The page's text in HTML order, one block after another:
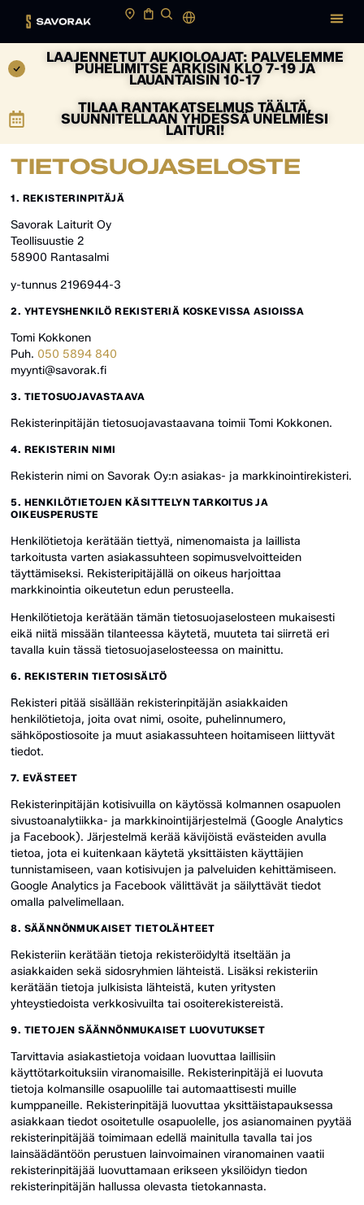
LAAJENNETUT AUKIOLOAJAT: PALVELEMME
PUHELIMITSE ARKISIN KLO 7-19 JA
LAUANTAISIN 10-17
TILAA RANTAKATSELMUS TÄÄLTÄ,
SUUNNITELLAAN YHDESSÄ UNELMIESI
LAITURI!
TIETOSUOJASELOSTE
1. REKISTERINPITÄJÄ
Savorak Laiturit Oy
Teollisuustie 2
58900 Rantasalmi
y-tunnus 2196944-3
2. YHTEYSHENKILÖ REKISTERIÄ KOSKEVISSA ASIOISSA
Tomi Kokkonen
Puh. 050 5894 840
myynti@savorak.fi
3. TIETOSUOJAVASTAAVA
Rekisterinpitäjän tietosuojavastaavana toimii Tomi Kokkonen.
4. REKISTERIN NIMI
Rekisterin nimi on Savorak Oy:n asiakas- ja markkinointirekisteri.
5. HENKILÖTIETOJEN KÄSITTELYN TARKOITUS JA
OIKEUSPERUSTE
Henkilötietoja kerätään tiettyä, nimenomaista ja laillista
tarkoitusta varten asiakassuhteen sopimusvelvoitteiden
täyttämiseksi. Rekisteripitäjällä on oikeus harjoittaa
markkinointia oikeutetun edun perusteella.
Henkilötietoja kerätään tämän tietosuojaselosteen mukaisesti
eikä niitä missään tilanteessa käytetä, muuteta tai siirretä eri
tavalla kuin tässä tietosuojaselosteessa on mainittu.
6. REKISTERIN TIETOSISÄLTÖ
Rekisteri pitää sisällään rekisterinpitäjän asiakkaiden
henkilötietoja, joita ovat nimi, osoite, puhelinnumero,
sähköpostiosoite ja muut asiakassuhteen hoitamiseen liittyvät
tiedot.
7. EVÄSTEET
Rekisterinpitäjän kotisivuilla on käytössä kolmannen osapuolen
sivustoanalytiikka- ja markkinointijärjestelmä (Google Analytics
ja Facebook). Järjestelmä kerää kävijöistä evästeiden avulla
tietoa, jota ei kuitenkaan käytetä yksittäisten käyttäjien
tunnistamiseen, vaan kotisivujen ja palveluiden kehittämiseen.
Google Analytics ja Facebook välittävät ja säilyttävät tiedot
omalla palvelimellaan.
8. SÄÄNNÖNMUKAISET TIETOLÄHTEET
Rekisteriin kerätään tietoja rekisteröidyltä itseltään ja
asiakkaiden sekä sidosryhmien lähteistä. Lisäksi rekisteriin
kerätään tietoja julkisista lähteistä, kuten yritysten
yhteystiedoista verkkosivuilta tai osoiterekistereistä.
9. TIETOJEN SÄÄNNÖNMUKAISET LUOVUTUKSET
Tarvittavia asiakastietoja voidaan luovuttaa laillisiin
käyttötarkoituksiin viranomaisille. Rekisterinpitäjä ei luovuta
tietoja kolmansille osapuolille tai automaattisesti muille
kumppaneille. Rekisterinpitäjä luovuttaa yksittäistapauksessa
asiakkaan tiedot osoitetulle osapuolelle, jos asianomainen pyytää
rekisterinpitäjää toimimaan edellä mainitulla tavalla tai jos
lainsäädäntöön perustuen lainvoimainen viranomainen vaatii
rekisterinpitäjää luovuttamaan erikseen yksilöidyn tiedon
rekisterinpitäjän hallussa olevasta tietokannasta.